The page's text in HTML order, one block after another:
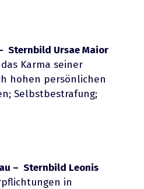
Sternbild Ursae Maior
Karma seiner
hohen persönlichen
Selbstbestrafung;
– Sternbild Leonis
in